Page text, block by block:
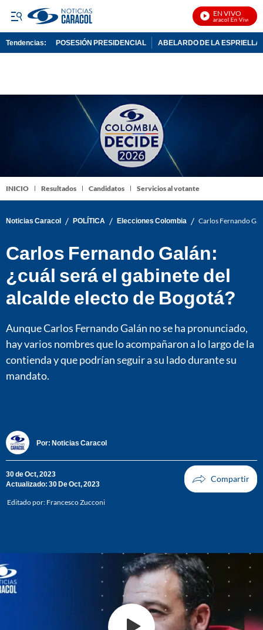
EN VIVO
Noticias Caracol En Vivo
Tendencias: POSESIÓN PRESIDENCIAL ABELARDO DE LA ESPRIELLA
INICIO Resultados Candidatos Servicios al votante
Noticias Caracol / POLÍTICA / Elecciones Colombia / Carlos Fernando
Carlos Fernando Galán:
¿cuál será el gabinete del
alcalde electo de Bogotá?
Aunque Carlos Fernando Galán no se ha pronunciado,
hay varios nombres que lo acompañaron a lo largo de la
contienda y que podrían seguir a su lado durante su
mandato.
Por: Noticias Caracol
30 de Oct, 2023
Actualizado: 30 De Oct, 2023
Editado por: Francesco Zucconi